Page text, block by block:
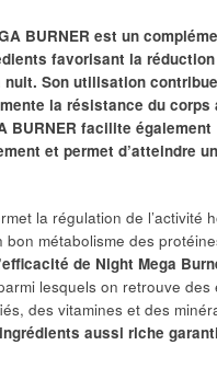
BURNER est un
favorisant la
Son utilisation
la résistance du corps
BURNER facilite également
et permet d’atteindre
la régulation de l’activité
bon métabolisme des
de Night Mega
lesquels on retrouve des
des vitamines et des
aussi riche